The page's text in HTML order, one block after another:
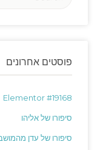
פוסטים אחרונים
Elementor #19168
סיפורו של אליהו
סיפורו של עדן